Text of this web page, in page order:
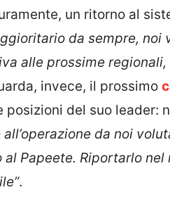
un ritorno al
da sempre, noi
alle prossime
invece, il prossimo
posizioni del suo leader:
all’operazione da noi
Papeete. Riportarlo
.